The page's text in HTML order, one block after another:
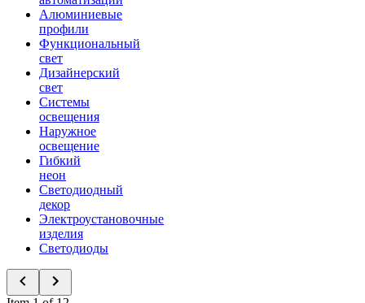
Алюминиевые
профили
Функциональный
свет
Дизайнерский
свет
Системы
освещения
Наружное
освещение
Гибкий
неон
Светодиодный
декор
Электроустановочные
изделия
Светодиоды